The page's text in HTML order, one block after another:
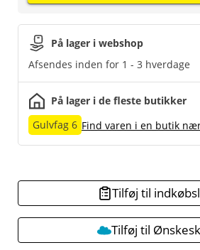
På lager i webshop
Afsendes inden for 1 - 3 hverdage
På lager i de fleste butikker
Gulvfag 6 Find varen i en butik
Tilføj til
Tilføj til